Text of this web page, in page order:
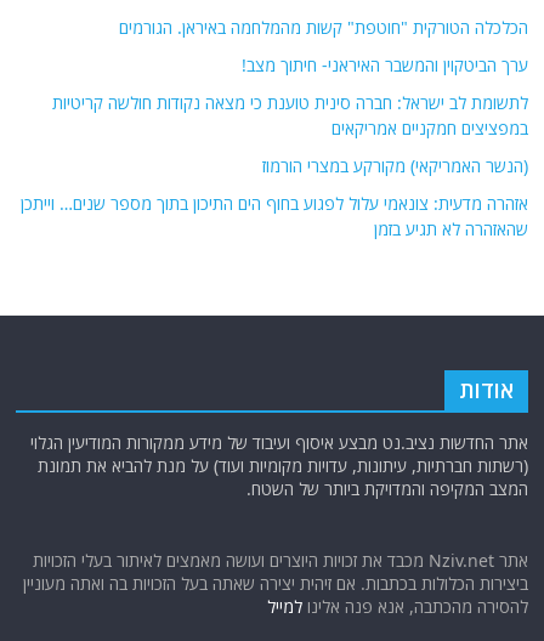
הכלכלה הטורקית "חוטפת" קשות מהמלחמה באיראן. הגורמים
ערך הביטקוין והמשבר האיראני- חיתוך מצב!
לתשומת לב ישראל: חברה סינית טוענת כי מצאה נקודות חולשה קריטיות
במפציצים חמקניים אמריקאים
(הנשר האמריקאי) מקורקע במצרי הורמוז
אזהרה מדעית: צונאמי עלול לפגוע בחוף הים התיכון בתוך מספר שנים… וייתכן
שהאזהרה לא תגיע בזמן
אודות
אתר החדשות נציב.נט מבצע איסוף ועיבוד של מידע ממקורות המודיעין הגלוי
(רשתות חברתיות, עיתונות, עדויות מקומיות ועוד) על מנת להביא את תמונת
המצב המקיפה והמדויקת ביותר של השטח.
אתר Nziv.net מכבד את זכויות היוצרים ועושה מאמצים לאיתור בעלי הזכויות
ביצירות הכלולות בכתבות. אם זיהית יצירה שאתה בעל הזכויות בה ואתה מעוניין
להסירה מהכתבה, אנא פנה אלינולמייל